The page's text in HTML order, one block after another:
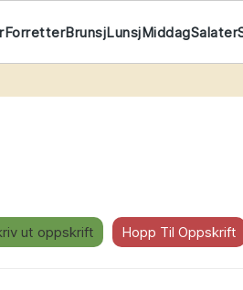
ForretterBrunsjLunsjMiddagSalater
ut oppskrift Hopp Til Oppskrift